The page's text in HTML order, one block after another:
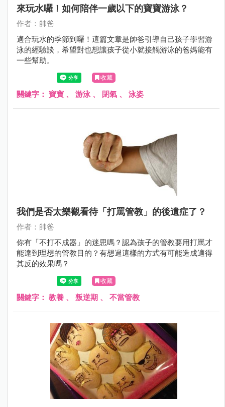
來玩水囉！如何陪伴一歲以下的寶寶游泳？
作者：帥爸
適合玩水的季節到囉！這篇文章是帥爸引導自己孩子學習游
泳的經驗談，希望對也想讓孩子從小就接觸游泳的爸媽能有
一些幫助。
收藏
關鍵字： 寶寶 、 游泳 、 閉氣 、 泳姿
我們是否太樂觀看待「打罵管教」的後遺症了？
作者：帥爸
你有「不打不成器」的迷思嗎？認為孩子的管教要用打罵才
能達到理想的管教目的？有想過這樣的方式有可能造成適得
其反的效果嗎？
收藏
關鍵字： 教養 、 叛逆期 、 不當管教